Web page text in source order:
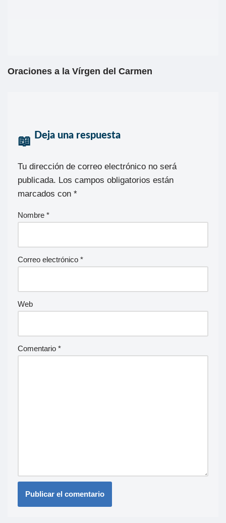
Oraciones a la Vírgen del Carmen
Deja una respuesta
Tu dirección de correo electrónico no será
publicada. Los campos obligatorios están
marcados con *
Nombre *
Correo electrónico *
Web
Comentario *